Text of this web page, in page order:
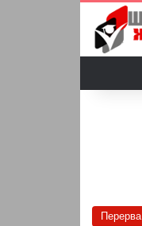
Перерва